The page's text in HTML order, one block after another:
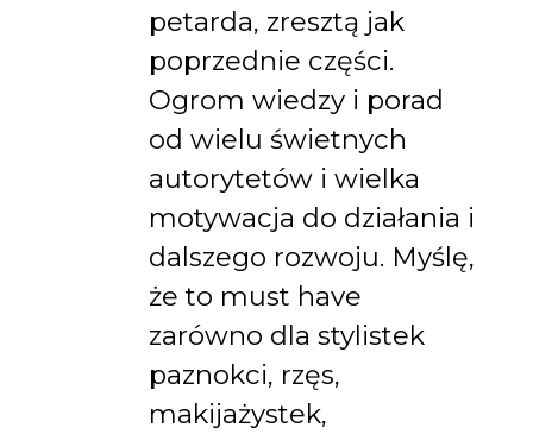
petarda, zresztą jak
poprzednie części.
Ogrom wiedzy i porad
od wielu świetnych
autorytetów i wielka
motywacja do działania i
dalszego rozwoju. Myślę,
że to must have
zarówno dla stylistek
paznokci, rzęs,
makijażystek,